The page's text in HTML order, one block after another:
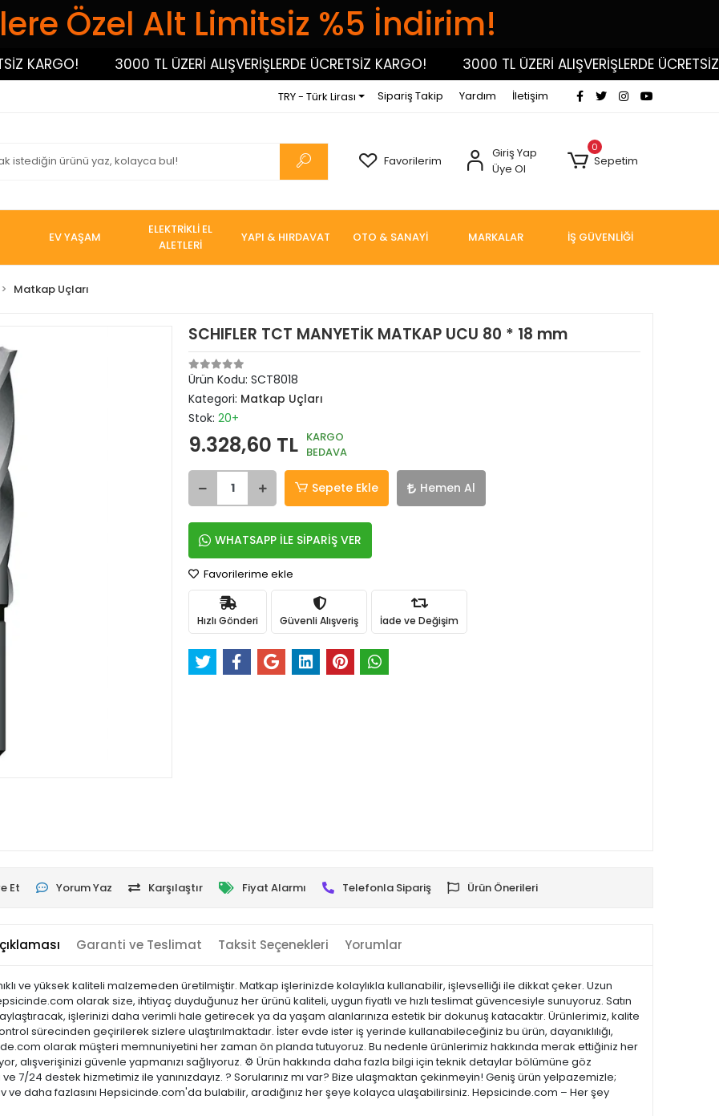
Özel Alt Limitsiz %5 İndirim!
3000 TL ÜZERİ ALIŞVERİŞLERDE ÜCRETSİZ KARGO! 3000 TL ÜZERİ ALIŞVERİŞLERDE ÜCRETSİZ
TRY - Türk Lirası Sipariş Takip Yardım İletişim
Favorilerim
Giriş Yap
Üye Ol
0
Sepetim
EV YAŞAM
ELEKTRİKLİ EL
ALETLERİ
YAPI & HIRDAVAT OTO & SANAYİ MARKALAR İŞ GÜVENLİĞİ
Matkap Uçları
SCHIFLER TCT MANYETİK MATKAP UCU 80 * 18 mm
Ürün Kodu: SCT8018
Kategori: Matkap Uçları
Stok: 20+
9.328,60 TL KARGO
BEDAVA
Sepete Ekle Hemen Al
WHATSAPP İLE SİPARİŞ VER
Favorilerime ekle
Hızlı Gönderi Güvenli Alışveriş İade ve Değişim
Et Yorum Yaz Karşılaştır Fiyat Alarmı Telefonla Sipariş Ürün Önerileri
Garanti ve Teslimat Taksit Seçenekleri Yorumlar
ve yüksek kaliteli malzemeden üretilmiştir. Matkap işlerinizde kolaylıkla kullanabilir, işlevselliği ile dikkat çeker. Uzun
olarak size, ihtiyaç duyduğunuz her ürünü kaliteli, uygun fiyatlı ve hızlı teslimat güvencesiyle sunuyoruz. Satın
işlerinizi daha verimli hale getirecek ya da yaşam alanlarınıza estetik bir dokunuş katacaktır. Ürünlerimiz, kalite
sürecinden geçirilerek sizlere ulaştırılmaktadır. İster evde ister iş yerinde kullanabileceğiniz bu ürün, dayanıklılığı,
olarak müşteri memnuniyetini her zaman ön planda tutuyoruz. Bu nedenle ürünlerimiz hakkında merak ettiğiniz her
alışverişinizi güvenle yapmanızı sağlıyoruz. ⚙️ Ürün hakkında daha fazla bilgi için teknik detaylar bölümüne göz
7/24 destek hizmetimiz ile yanınızdayız. ? Sorularınız mı var? Bize ulaşmaktan çekinmeyin! Geniş ürün yelpazemizle;
daha fazlasını Hepsicinde.com'da bulabilir, aradığınız her şeye kolayca ulaşabilirsiniz. Hepsicinde.com – Her şey